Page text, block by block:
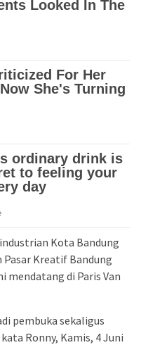
Kota Bandung
Kreatif Bandung
mendatang di Paris Van
pembuka sekaligus
Ronny, Kamis, 4 Juni